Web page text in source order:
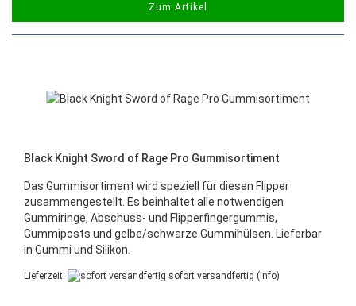
Zum Artikel
Black Knight Sword of Rage Pro Gummisortiment
Das Gummisortiment wird speziell für diesen Flipper
zusammengestellt. Es beinhaltet alle notwendigen
Gummiringe, Abschuss- und Flipperfingergummis,
Gummiposts und gelbe/schwarze Gummihülsen. Lieferbar
in Gummi und Silikon.
Lieferzeit: sofort versandfertig (Info)